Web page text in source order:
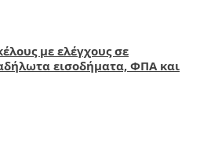
με ελέγχους σε
εισοδήματα, ΦΠΑ και